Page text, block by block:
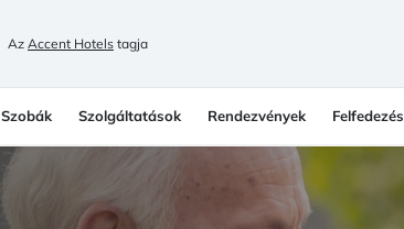
Az Accent Hotels tagja
Szobák Szolgáltatások Rendezvények Felfedezés